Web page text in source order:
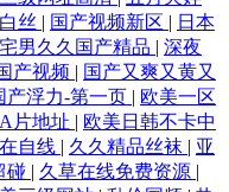
丝 | 国产视频新区 | 日本
宅男久久国产精品 | 深夜
产视频 | 国产又爽又黄又
产浮力-第一页 | 欧美一区
片地址 | 欧美日韩不卡中
自线 | 久久精品丝袜 | 亚
碰 | 久草在线免费资源 |